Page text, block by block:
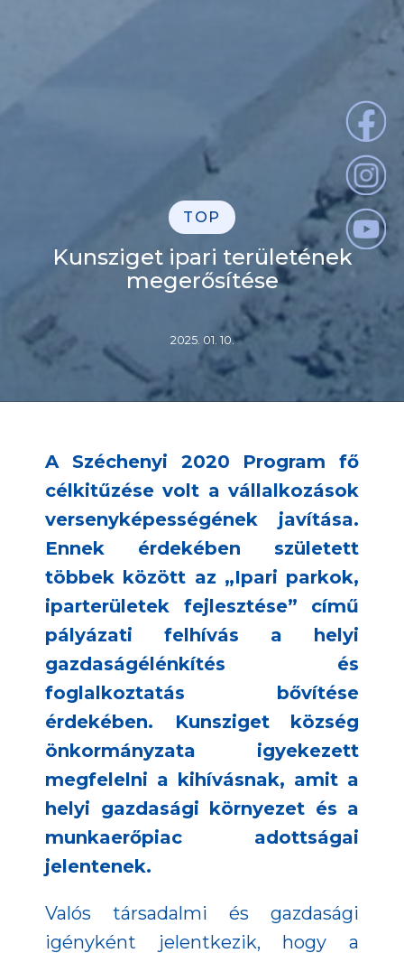
TOP
Kunsziget ipari területének
megerősítése
2025. 01. 10.
A Széchenyi 2020 Program fő
célkitűzése volt a vállalkozások
versenyképességének javítása.
Ennek érdekében született
többek között az „Ipari parkok,
iparterületek fejlesztése” című
pályázati felhívás a helyi
gazdaságélénkítés és
foglalkoztatás bővítése
érdekében. Kunsziget község
önkormányzata igyekezett
megfelelni a kihívásnak, amit a
helyi gazdasági környezet és a
munkaerőpiac adottságai
jelentenek.
Valós társadalmi és gazdasági
igényként jelentkezik, hogy a